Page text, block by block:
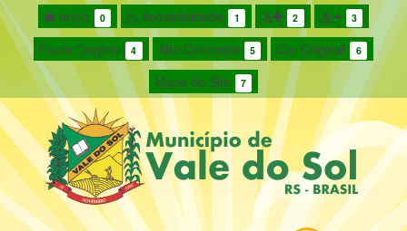
Início 0 Acessibilidade 1 2 3
Fonte Original 4 Alto Contraste 5 Cor Original 6
Mapa do Site 7